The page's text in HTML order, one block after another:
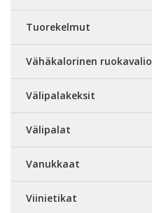
Tuorekelmut
Vähäkalorinen ruokavalio
Välipalakeksit
Välipalat
Vanukkaat
Viinietikat